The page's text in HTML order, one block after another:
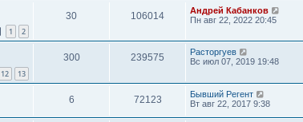
1 2
30 106014
Андрей Кабанков
Пн авг 22, 2022 20:45
12 13
300 239575
Расторгуев
Вс июл 07, 2019 19:48
6 72123
Бывший Регент
Вт авг 22, 2017 9:38